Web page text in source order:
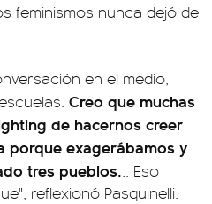
feminismos nunca dejó de
en el medio,
Creo que muchas
de hacernos creer
porque exagerábamos y
tres pueblos... Eso
reflexionó Pasquinelli.